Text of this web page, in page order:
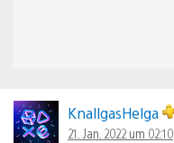
KnallgasHelga
21. Jan. 2022 um 02:10